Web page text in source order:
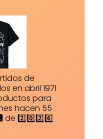
de
en abril 1971
para
hacen 55
2️⃣0️⃣2️⃣6️⃣